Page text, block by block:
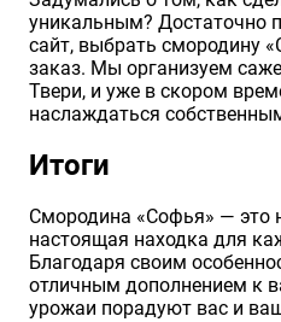
уникальным? Достаточно
сайт, выбрать смородину
заказ. Мы организуем
Твери, и уже в скором
наслаждаться
Итоги
Смородина «Софья» — это
настоящая находка для
Благодаря своим
отличным дополнением к
урожаи порадуют вас и